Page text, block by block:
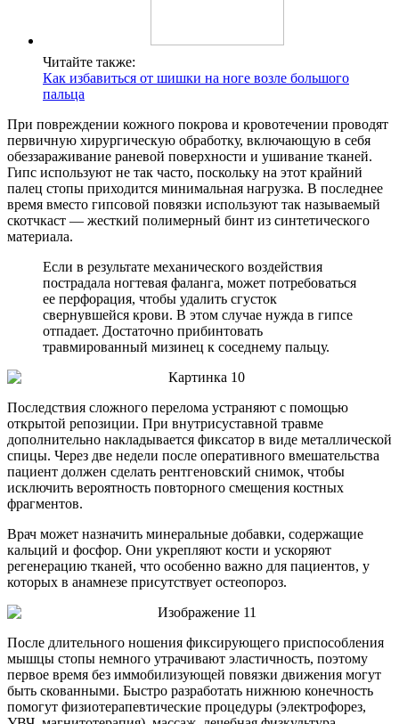
Читайте также:
Как избавиться от шишки на ноге возле большого
пальца
При повреждении кожного покрова и кровотечении проводят
первичную хирургическую обработку, включающую в себя
обеззараживание раневой поверхности и ушивание тканей.
Гипс используют не так часто, поскольку на этот крайний
палец стопы приходится минимальная нагрузка. В последнее
время вместо гипсовой повязки используют так называемый
скотчкаст — жесткий полимерный бинт из синтетического
материала.
Если в результате механического воздействия
пострадала ногтевая фаланга, может потребоваться
ее перфорация, чтобы удалить сгусток
свернувшейся крови. В этом случае нужда в гипсе
отпадает. Достаточно прибинтовать
травмированный мизинец к соседнему пальцу.
Последствия сложного перелома устраняют с помощью
открытой репозиции. При внутрисуставной травме
дополнительно накладывается фиксатор в виде металлической
спицы. Через две недели после оперативного вмешательства
пациент должен сделать рентгеновский снимок, чтобы
исключить вероятность повторного смещения костных
фрагментов.
Врач может назначить минеральные добавки, содержащие
кальций и фосфор. Они укрепляют кости и ускоряют
регенерацию тканей, что особенно важно для пациентов, у
которых в анамнезе присутствует остеопороз.
После длительного ношения фиксирующего приспособления
мышцы стопы немного утрачивают эластичность, поэтому
первое время без иммобилизующей повязки движения могут
быть скованными. Быстро разработать нижнюю конечность
помогут физиотерапевтические процедуры (электрофорез,